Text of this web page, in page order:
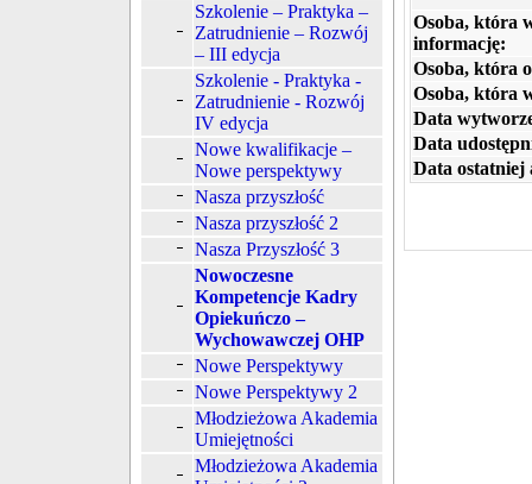
Szkolenie – Praktyka –
Zatrudnienie – Rozwój
– III edycja
Szkolenie - Praktyka -
Zatrudnienie - Rozwój
IV edycja
Nowe kwalifikacje –
Nowe perspektywy
Nasza przyszłość
Nasza przyszłość 2
Nasza Przyszłość 3
Nowoczesne
Kompetencje Kadry
Opiekuńczo –
Wychowawczej OHP
Nowe Perspektywy
Nowe Perspektywy 2
Młodzieżowa Akademia
Umiejętności
Młodzieżowa Akademia
Osoba, która
informację:
Osoba, która
Osoba, która
Data
Data
Data